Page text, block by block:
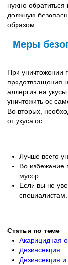
нужно
должную
образом.
Меры
При уничтожении
предотвращения
аллергия на
уничтожить ос
Во-вторых,
от укуса ос.
Лучше всего
Во избежание
мусор.
Если вы не
специалистам.
Статьи по теме
Акарицидная
Дезинсекция
Дезинсекция